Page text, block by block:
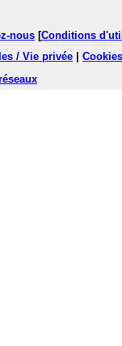
nous [Conditions
/ Vie privée Cookies